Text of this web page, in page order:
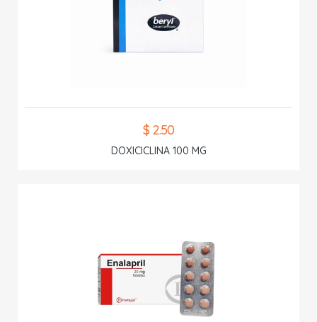
$ 2.50
DOXICICLINA 100 MG